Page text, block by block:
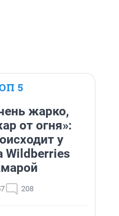
5
жарко,
от огня»:
у
Wildberries
208